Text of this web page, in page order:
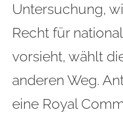
Untersuchung,
Recht für
vorsieht, wählt
anderen Weg.
eine Royal